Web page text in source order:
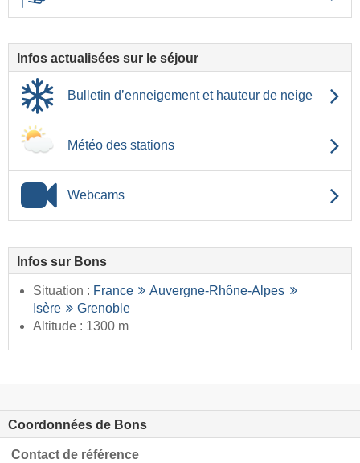
Infos actualisées sur le séjour
Bulletin d’enneigement et hauteur de neige
Météo des stations
Webcams
Infos sur Bons
Situation : France
Auvergne-Rhône-Alpes
Isère
Grenoble
Altitude : 1300 m
Coordonnées de Bons
Contact de référence